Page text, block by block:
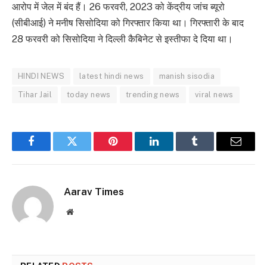
आरोप में जेल में बंद हैं। 26 फरवरी, 2023 को केंद्रीय जांच ब्यूरो
(सीबीआई) ने मनीष सिसोदिया को गिरफ्तार किया था। गिरफ्तारी के बाद
28 फरवरी को सिसोदिया ने दिल्ली कैबिनेट से इस्तीफा दे दिया था।
HINDI NEWS latest hindi news manish sisodia
Tihar Jail today news trending news viral news
FacebookTwitter Pinterest LinkedInTumblr Email
Aarav Times
Website